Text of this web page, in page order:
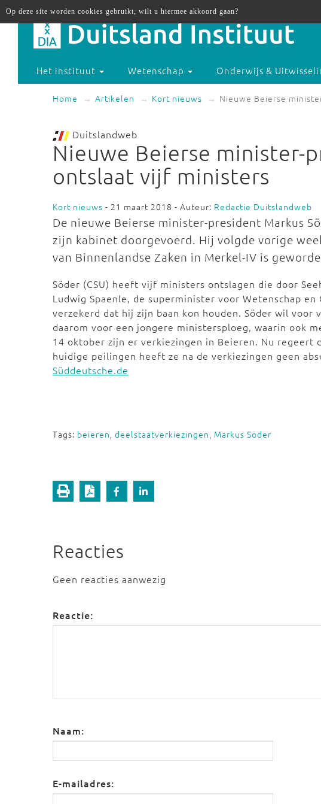
Het instituut Wetenschap Onderwijs &
Home Artikelen Kort nieuws Nieuwe Beierse
Duitslandweb
Nieuwe Beierse minister-
ontslaat vijf ministers
Kort nieuws - 21 maart 2018 - Auteur: Redactie Duitslandweb
De nieuwe Beierse minister-president Markus
zijn kabinet doorgevoerd. Hij volgde vorige
van Binnenlandse Zaken in Merkel-IV is
Söder (CSU) heeft vijf ministers ontslagen die door
Ludwig Spaenle, de superminister voor Wetenschap
verzekerd dat hij zijn baan kon houden. Söder wil voor
daarom voor een jongere ministersploeg, waarin ook
14 oktober zijn er verkiezingen in Beieren. Nu regeert
huidige peilingen heeft ze na de verkiezingen geen
Süddeutsche.de
Tags: beieren, deelstaatverkiezingen, Markus Söder
Reacties
Geen reacties aanwezig
Reactie:
Naam:
E-mailadres:
Op deze site worden cookies gebruikt, wilt u hiermee akkoord gaan?